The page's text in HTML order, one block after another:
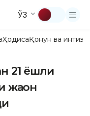
ЎЗ
ҲодисаҚонун ва
21 ёшли
жаҳон